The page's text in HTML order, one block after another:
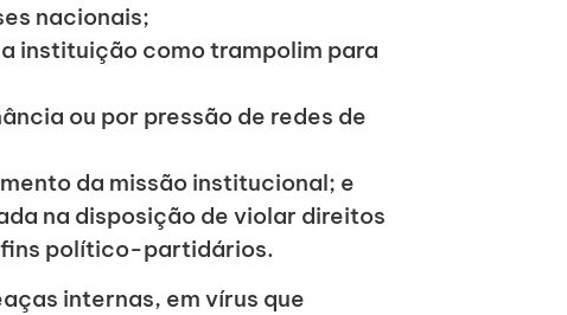
nacionais;
instituição como trampolim para
ou por pressão de redes de
da missão institucional; e
na disposição de violar direitos
fins político-partidários.
internas, em vírus que